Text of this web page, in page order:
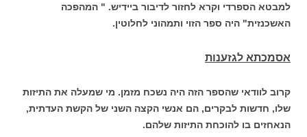
למבטא הספרדי וקרא לחזור לדיבור ביידיש. " המהפכה
האשכנזית" היה ספר הזוי ותמהוני לחלוטין.
אסמכתא לגזענות
קרוב לוודאי שהספר הזה היה נשכח מזמן. מי שמעלה את התיזות
שלו, חדשות לבקרים, הם אנשי הקצה השני של הקשת העדתית,
הנאחזים בו להוכחת התיזות שלהם.